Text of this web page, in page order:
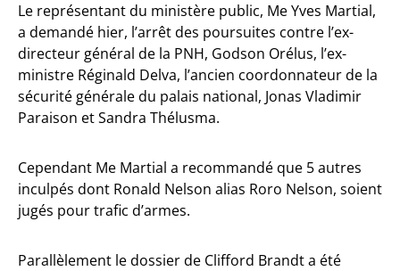
Le représentant du ministère public, Me Yves Martial,
a demandé hier, l’arrêt des poursuites contre l’ex-
directeur général de la PNH, Godson Orélus, l’ex-
ministre Réginald Delva, l’ancien coordonnateur de la
sécurité générale du palais national, Jonas Vladimir
Paraison et Sandra Thélusma.
Cependant Me Martial a recommandé que 5 autres
inculpés dont Ronald Nelson alias Roro Nelson, soient
jugés pour trafic d’armes.
Parallèlement le dossier de Clifford Brandt a été